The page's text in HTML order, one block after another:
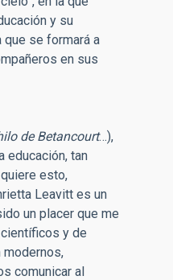
y su
que se formará a
en sus
de Betancourt…),
educación, tan
esto,
Leavitt es un
un placer que me
y de
modernos,
comunicar al